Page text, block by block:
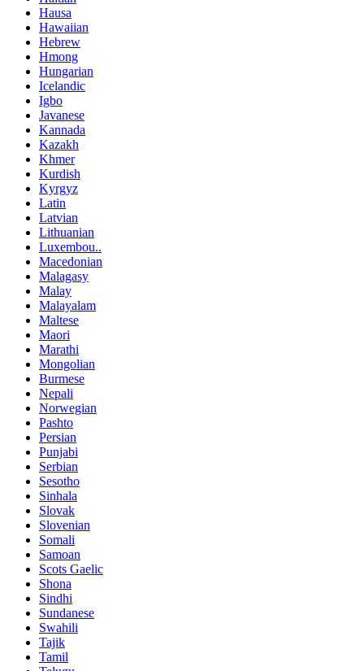
Hausa
Hawaiian
Hebrew
Hmong
Hungarian
Icelandic
Igbo
Javanese
Kannada
Kazakh
Khmer
Kurdish
Kyrgyz
Latin
Latvian
Lithuanian
Luxembou..
Macedonian
Malagasy
Malay
Malayalam
Maltese
Maori
Marathi
Mongolian
Burmese
Nepali
Norwegian
Pashto
Persian
Punjabi
Serbian
Sesotho
Sinhala
Slovak
Slovenian
Somali
Samoan
Scots Gaelic
Shona
Sindhi
Sundanese
Swahili
Tajik
Tamil